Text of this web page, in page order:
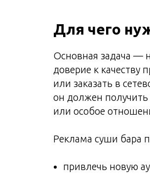
Для чего
Основная задача —
доверие к качеству
или заказать в
он должен
или особое
Реклама суши бара
привлечь новую